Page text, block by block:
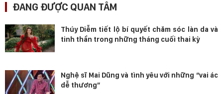
ĐANG ĐƯỢC QUAN TÂM
Thúy Diễm tiết lộ bí quyết chăm sóc làn da và
tinh thần trong những tháng cuối thai kỳ
Nghệ sĩ Mai Dũng và tình yêu với những “vai ác
dễ thương”